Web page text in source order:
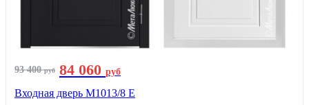
93 400руб 84 060 руб
Входная дверь М1013/8 E